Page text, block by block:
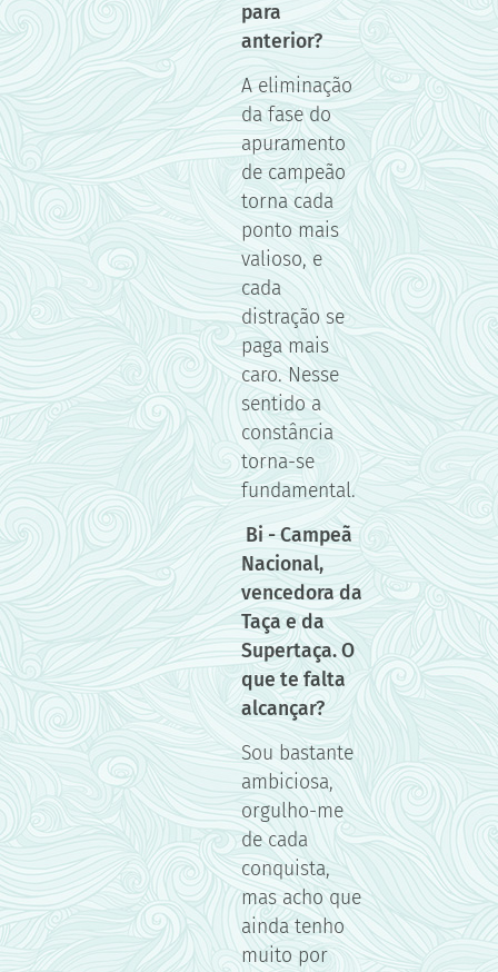
para
anterior?
A eliminação
da fase do
apuramento
de campeão
torna cada
ponto mais
valioso, e
cada
distração se
paga mais
caro. Nesse
sentido a
constância
torna-se
fundamental.
Bi - Campeã
Nacional,
vencedora da
Taça e da
Supertaça. O
que te falta
alcançar?
Sou bastante
ambiciosa,
orgulho-me
de cada
conquista,
mas acho que
ainda tenho
muito por